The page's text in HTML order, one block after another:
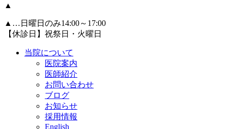
▲
▲ …日曜日のみ14:00～17:00
【休診日】祝祭日・火曜日
当院について
医院案内
医師紹介
お問い合わせ
ブログ
お知らせ
採用情報
English